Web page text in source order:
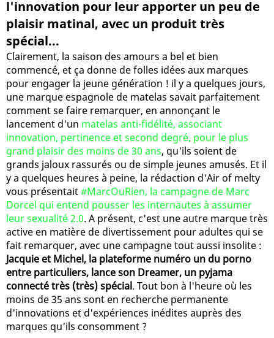
l'innovation pour leur apporter un peu de
plaisir matinal, avec un produit très
spécial...
Clairement, la saison des amours a bel et bien
commencé, et ça donne de folles idées aux marques
pour engager la jeune génération ! il y a quelques jours,
une marque espagnole de matelas savait parfaitement
comment se faire remarquer, en annonçant le
lancement d'un matelas anti-fidélité, associant
innovation, pertinence et second degré, pour le plus
grand plaisir des moins de 30 ans, qu'ils soient de
grands jaloux rassurés ou de simple jeunes amusés. Et il
y a quelques heures à peine, la rédaction d'Air of melty
vous présentait#MarcOuRien, la campagne de Marc
Dorcel qui entend pousser les internautes à assumer
leur sexualité 2.0. A présent, c'est une autre marque très
active en matière de divertissement pour adultes qui se
fait remarquer, avec une campagne tout aussi insolite :
Jacquie et Michel, la plateforme numéro un du porno
entre particuliers, lance son Dreamer, un pyjama
connecté très (très) spécial. Tout bon à l'heure où les
moins de 35 ans sont en recherche permanente
d'innovations et d'expériences inédites auprès des
marques qu'ils consomment ?